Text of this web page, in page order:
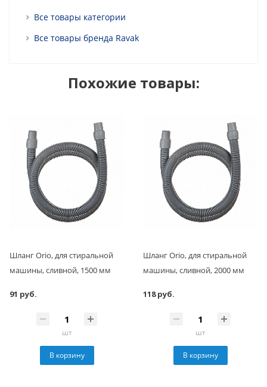
Все товары категории
Все товары бренда Ravak
Похожие товары:
Шланг Orio, для стиральной
машины, сливной, 1500 мм
91 руб.
шт
В корзину
Шланг Orio, для стиральной
машины, сливной, 2000 мм
118 руб.
шт
В корзину